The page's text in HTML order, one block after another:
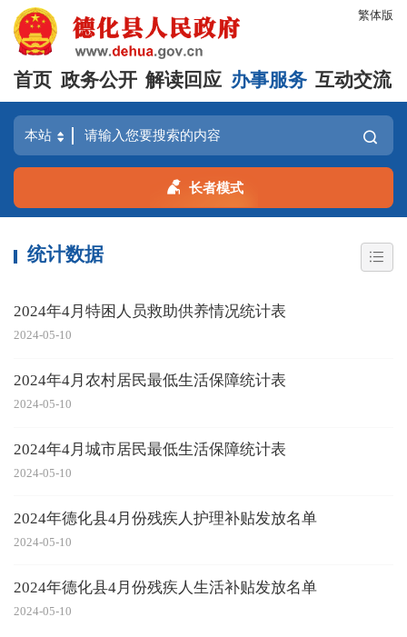
繁体版
首页 政务公开 解读回应 办事服务 互动交流
长者模式
统计数据
2024年4月特困人员救助供养情况统计表
2024-05-10
2024年4月农村居民最低生活保障统计表
2024-05-10
2024年4月城市居民最低生活保障统计表
2024-05-10
2024年德化县4月份残疾人护理补贴发放名单
2024-05-10
2024年德化县4月份残疾人生活补贴发放名单
2024-05-10